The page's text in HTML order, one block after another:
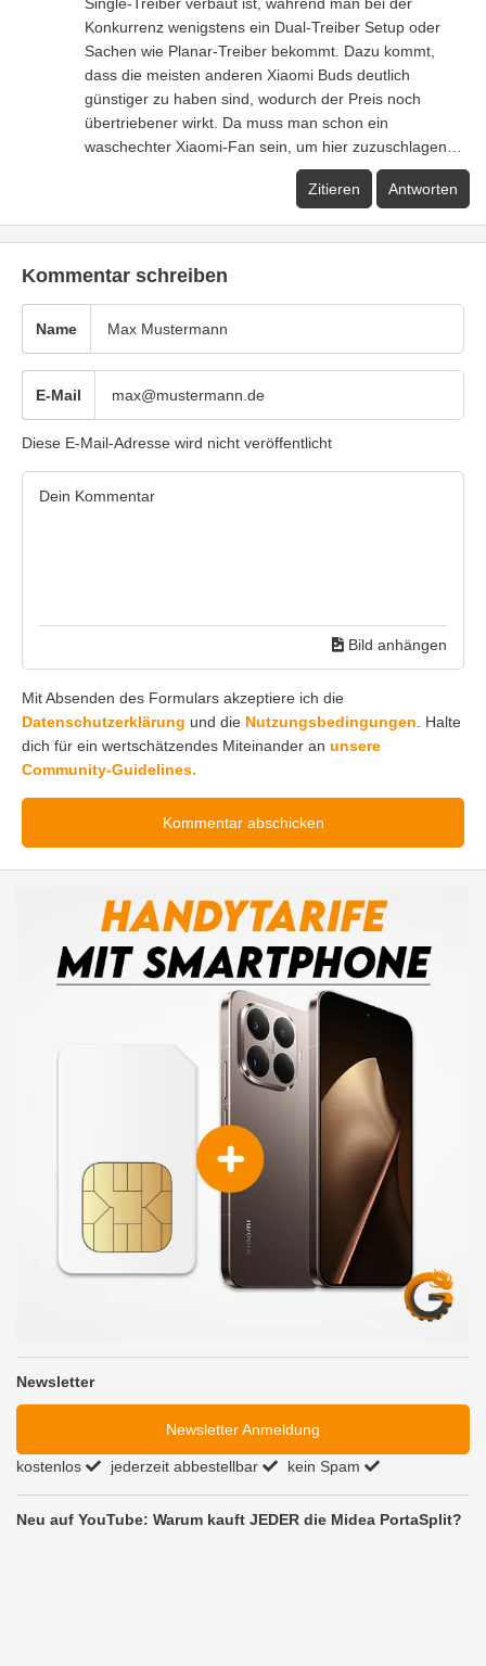
Konkurrenz wenigstens ein Dual-Treiber Setup oder
Sachen wie Planar-Treiber bekommt. Dazu kommt,
dass die meisten anderen Xiaomi Buds deutlich
günstiger zu haben sind, wodurch der Preis noch
übertriebener wirkt. Da muss man schon ein
waschechter Xiaomi-Fan sein, um hier zuzuschlagen…
Zitieren Antworten
Kommentar schreiben
Name
E-Mail
Diese E-Mail-Adresse wird nicht veröffentlicht
Bild anhängen
Mit Absenden des Formulars akzeptiere ich die
Datenschutzerklärung und die Nutzungsbedingungen . Halte
dich für ein wertschätzendes Miteinander an unsere
Community-Guidelines.
Newsletter
Newsletter Anmeldung
kostenlos jederzeit abbestellbar kein Spam
Neu auf YouTube: Warum kauft JEDER die Midea PortaSplit?